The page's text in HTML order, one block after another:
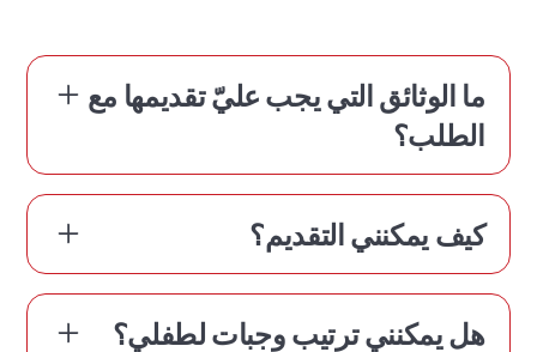
ما الوثائق التي يجب عليّ تقديمها مع
الطلب؟
يمكنك مراجعة القائمة الكاملة للوثائق هنا
https://www.xwa.edu.sg/admissions/application-checklist/
كيف يمكنني التقديم؟
Doris Teoh
هل يمكنني ترتيب وجبات لطفلي؟